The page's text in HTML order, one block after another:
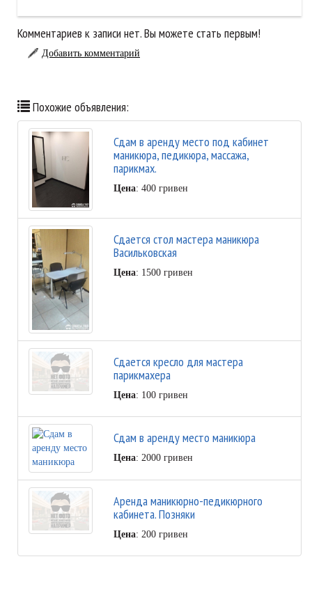
Комментариев к записи нет. Вы можете стать первым!
Добавить комментарий
Похожие объявления:
Сдам в аренду место под кабинет
маникюра, педикюра, массажа,
парикмах.
Цена: 400 гривен
Сдается стол мастера маникюра
Васильковская
Цена: 1500 гривен
Сдается кресло для мастера
парикмахера
Цена: 100 гривен
Сдам в аренду место маникюра
Цена: 2000 гривен
Аренда маникюрно-педикюрного
кабинета. Позняки
Цена: 200 гривен